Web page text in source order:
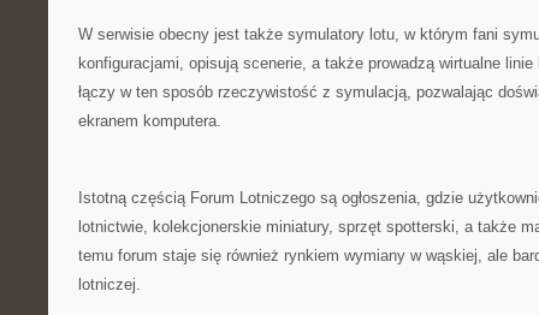
W serwisie obecny jest także symulatory lotu, w którym fani
konfiguracjami, opisują scenerie, a także prowadzą wirtualne
łączy w ten sposób rzeczywistość z symulacją, pozwalając
ekranem komputera.
Istotną częścią Forum Lotniczego są ogłoszenia, gdzie
lotnictwie, kolekcjonerskie miniatury, sprzęt spotterski, a także
temu forum staje się również rynkiem wymiany w wąskiej, ale
lotniczej.